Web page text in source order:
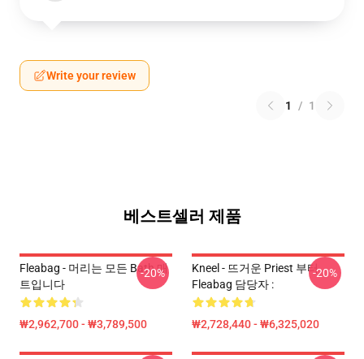
Write your review
1 / 1
베스트셀러 제품
Fleabag - 머리는 모든 Bath 매
트입니다
₩2,962,700 - ₩3,789,500
-20%
Kneel - 뜨거운 Priest 부터
Fleabag 담당자 :
₩2,728,440 - ₩6,325,020
-20%